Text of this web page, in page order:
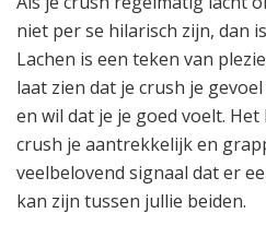
niet per se hilarisch zijn, dan
Lachen is een teken van
laat zien dat je crush je
en wil dat je je goed voelt.
crush je aantrekkelijk en
veelbelovend signaal dat er
kan zijn tussen jullie beiden.